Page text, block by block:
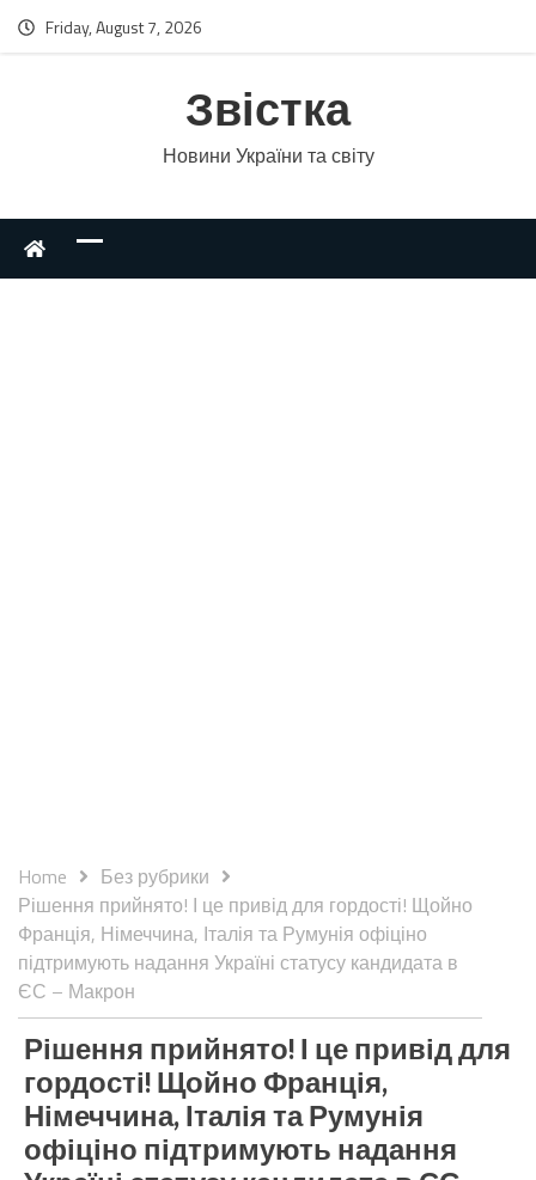
Friday, August 7, 2026
Звістка
Новини України та світу
Home
Без рубрики
Рішення прийнято! І це привід для гордості! Щойно
Франція, Німеччина, Італія та Румунія офіціно
підтримують надання Україні статусу кандидата в
ЄС – Макрон
Рішення прийнято! І це привід для
гордості! Щойно Франція,
Німеччина, Італія та Румунія
офіціно підтримують надання